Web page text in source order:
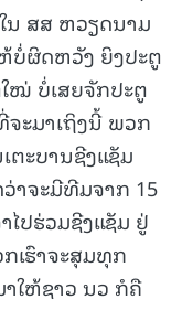
ນ ສສ ຫວຽດນາມ
ບໍ່ຜິດຫວັງ ຍິງປະຕູ
ໝ່ ບໍ່ເສຍຈັກປະຕູ
ະມາເຖິງນີ້ ພວກ
ຕະບານຊີງແຊັມ
າຈະມີທີມຈາກ 15
ໄປຮ່ວມຊີງແຊັມ ຢູ່
ເຮົາຈະສຸມທຸກ
າໃຫ້ຊາວ ນວ ກໍຄື